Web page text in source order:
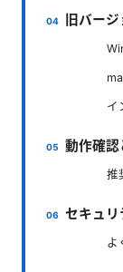
旧バー
イ
動作確認
推
セキュリ
よ